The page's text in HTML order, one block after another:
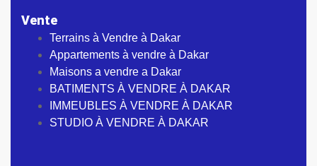
Vente
Terrains à Vendre à Dakar
Appartements à vendre à Dakar
Maisons a vendre a Dakar
BATIMENTS À VENDRE À DAKAR
IMMEUBLES À VENDRE À DAKAR
STUDIO À VENDRE À DAKAR